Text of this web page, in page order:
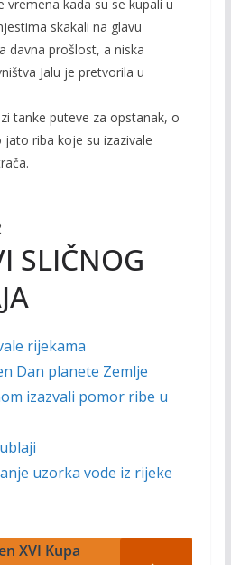
vremena kada su se kupali u
skakali na glavu
davna prošlost, a niska
Jalu je pretvorila u
tanke puteve za opstanak, o
riba koje su izazivale
SLIČNOG
rijekama
Dan planete Zemlje
izazvali pomor ribe u
uzorka vode iz rijeke
XVI Kupa